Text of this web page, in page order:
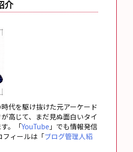
介
代を駆け抜けた元アーケード
高じて、まだ見ぬ面白いタイ
。「YouTube 」でも情報発信
フィールは「ブログ管理人紹